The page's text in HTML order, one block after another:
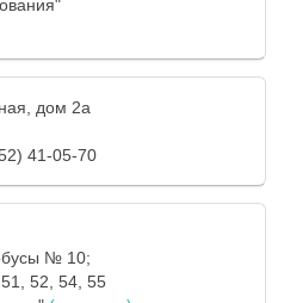
дом 2а
41-05-70
№ 10;
52, 54, 55